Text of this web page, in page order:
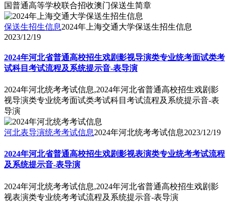
国普通高等学校联合招收澳门保送生简章
保送生招生信息2024年上海交通大学保送生招生信息
2023/12/19
2024年河北省普通高校招生戏剧影视导演类专业统考面试类考
试科目考试流程及系统提示音-表导演
2024年河北统考考试信息,2024年河北省普通高校招生戏剧影
视导演类专业统考面试类考试科目考试流程及系统提示音-表
导演
河北表导演统考考试信息2024年河北统考考试信息2023/12/19
2024年河北省普通高校招生戏剧影视表演类专业统考考试流程
及系统提示音-表导演
2024年河北统考考试信息,2024年河北省普通高校招生戏剧影
视表演类专业统考考试流程及系统提示音-表导演